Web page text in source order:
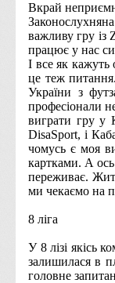
Вкрай
важливу гру із
працює у нас
І все як
це теж питання.
України з
професіонали
виграти гру у
DisaSport, і
чомусь є моя
картками. А
переживає.
ми чекаємо на
8 ліга
У 8 лізі якісь
залишилася в
головне